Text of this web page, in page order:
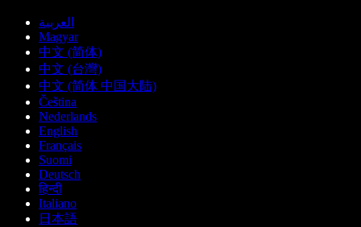
العربية
Magyar
中文 (简体)
中文 (台灣)
中文 (简体 中国大陆)
Čeština
Nederlands
English
Français
Suomi
Deutsch
हिन्दी
Italiano
日本語